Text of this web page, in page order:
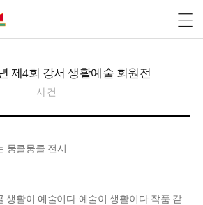
제4회 강서 생활예술 회원전
사건
뭉클뭉클 전시
생활이 예술이다 예술이 생활이다 작품 같